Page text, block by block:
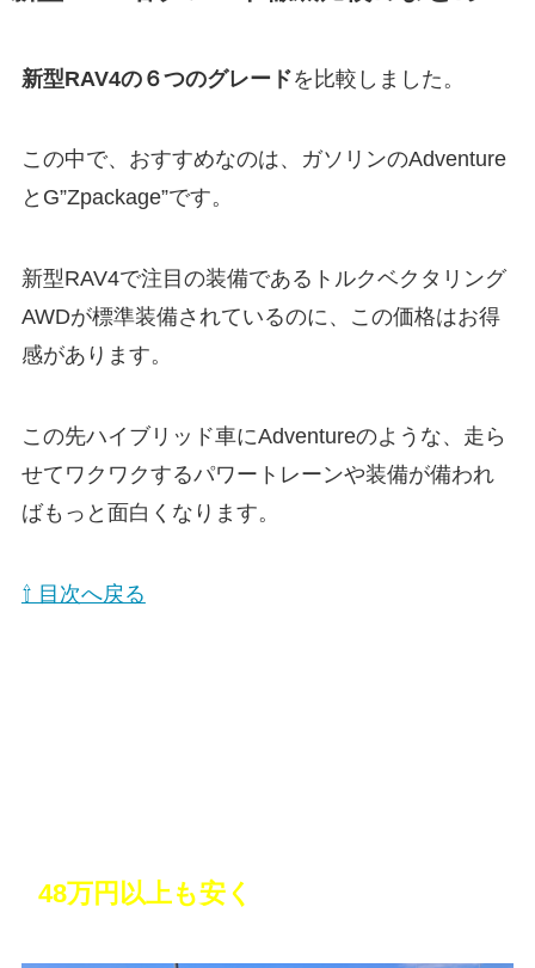
新型RAV4の６つのグレードを比較しました。
この中で、おすすめなのは、ガソリンのAdventure
とG”Zpackage”です。
新型RAV4で注目の装備であるトルクベクタリング
AWDが標準装備されているのに、この価格はお得
感があります。
この先ハイブリッド車にAdventureのような、走ら
せてワクワクするパワートレーンや装備が備われ
ばもっと面白くなります。
⇧ 目次へ戻る
48万円以上も安く